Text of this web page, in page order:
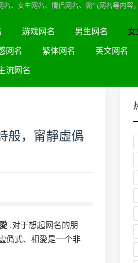
、女生网名、情侣网名、霸气网名等内容
游戏网名 男生网名 女
网名 繁体网名 英文网名
流网名
般，甯靜虛僞
,对于想起网名的朋
僞式、相愛是一个非